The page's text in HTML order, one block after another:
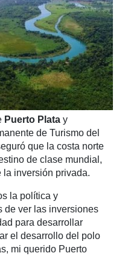
Puerto Plata y
de Turismo del
que la costa norte
de clase mundial,
la inversión privada.
la política y
de ver las inversiones
para desarrollar
el desarrollo del polo
mi querido Puerto